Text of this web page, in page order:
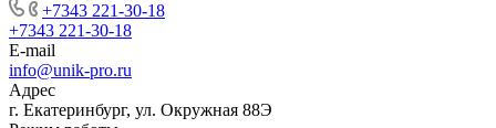
+7343 221-30-18
+7343 221-30-18
E-mail
info@unik-pro.ru
Адрес
г. Екатеринбург, ул. Окружная 88Э